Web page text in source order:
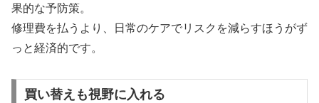
果的な予防策。
修理費を払うより、日常のケアでリスクを減らすほうがず
っと経済的です。
買い替えも視野に入れる